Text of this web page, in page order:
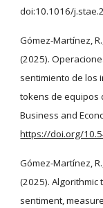
doi:10.1016/
Gómez-Martínez,
(2025).
sentimiento de los
tokens de equipos
Business and
https://doi.org/
Gómez-Martínez,
(2025).
sentiment,